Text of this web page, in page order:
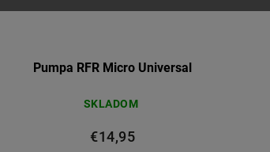
Pumpa RFR Micro Universal
SKLADOM
€14,95